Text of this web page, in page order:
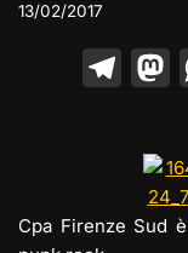
13/02/2017
T
e
gr
a
Cpa Firenze Sud